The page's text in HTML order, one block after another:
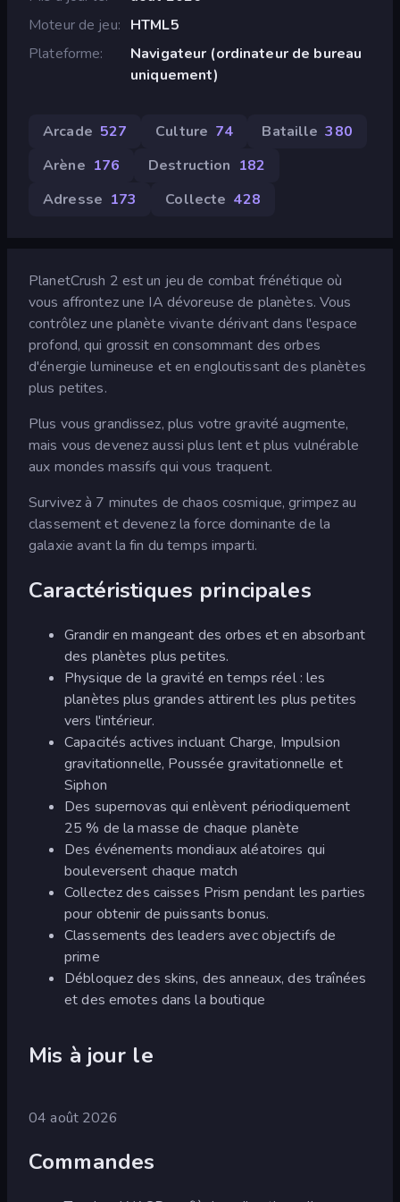
Moteur de jeu
HTML5
Plateforme
Navigateur (ordinateur de bureau
uniquement)
Arcade 527 Culture 74 Bataille 380
Arène 176 Destruction 182
Adresse 173 Collecte 428
PlanetCrush 2 est un jeu de combat frénétique où
vous affrontez une IA dévoreuse de planètes. Vous
contrôlez une planète vivante dérivant dans l'espace
profond, qui grossit en consommant des orbes
d'énergie lumineuse et en engloutissant des planètes
plus petites.
Plus vous grandissez, plus votre gravité augmente,
mais vous devenez aussi plus lent et plus vulnérable
aux mondes massifs qui vous traquent.
Survivez à 7 minutes de chaos cosmique, grimpez au
classement et devenez la force dominante de la
galaxie avant la fin du temps imparti.
Caractéristiques principales
Grandir en mangeant des orbes et en absorbant
des planètes plus petites.
Physique de la gravité en temps réel : les
planètes plus grandes attirent les plus petites
vers l'intérieur.
Capacités actives incluant Charge, Impulsion
gravitationnelle, Poussée gravitationnelle et
Siphon
Des supernovas qui enlèvent périodiquement
25 % de la masse de chaque planète
Des événements mondiaux aléatoires qui
bouleversent chaque match
Collectez des caisses Prism pendant les parties
pour obtenir de puissants bonus.
Classements des leaders avec objectifs de
prime
Débloquez des skins, des anneaux, des traînées
et des emotes dans la boutique
Mis à jour le
04 août 2026
Commandes